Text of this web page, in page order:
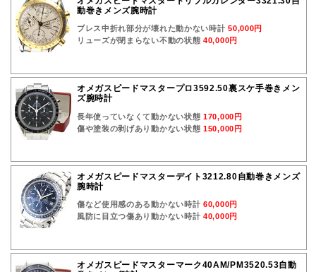
動巻きメンズ腕時計
ブレス中折れ部分が壊れた動かない時計50,000円
リューズが閉まらない不動の状態40,000円
オメガスピードマスタープロ3592.50裏スケ手巻きメン
ズ腕時計
長年使っていなくて動かない状態170,000円
傷や塗装の剥げあり動かない状態150,000円
オメガスピードマスターデイト3212.80自動巻きメンズ
腕時計
傷など使用感のある動かない時計60,000円
風防に目立つ傷あり動かない時計40,000円
オメガスピードマスターマーク40AM/PM3520.53自動